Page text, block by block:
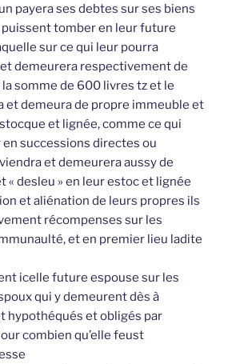
payera ses debtes sur ses biens
puissent tomber en leur future
sur ce qui leur pourra
demeurera respectivement de
somme de 600 livres tz et le
et demeura de propre immeuble et
et lignée, comme ce qui
successions directes ou
et demeurera aussy de
« desleu » en leur estoc et lignée
et aliénation de leurs propres ils
récompenses sur les
et en premier lieu ladite
icelle future espouse sur les
qui y demeurent dès à
hypothéqués et obligés par
combien qu’elle feust